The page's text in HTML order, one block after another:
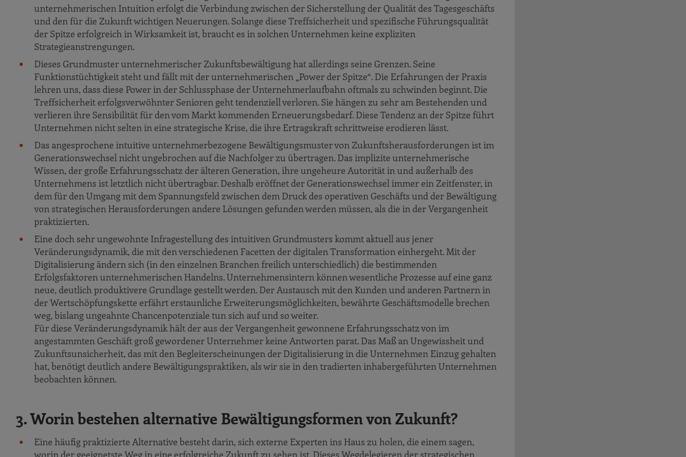
unternehmerischen Intuition erfolgt die Verbindung zwischen der Sicherstellung der Qualität des Tagesgeschäfts
und den für die Zukunft wichtigen Neuerungen. Solange diese Treffsicherheit und spezifische Führungsqualität
der Spitze erfolgreich in Wirksamkeit ist, braucht es in solchen Unternehmen keine expliziten
Strategieanstrengungen.
Dieses Grundmuster unternehmerischer Zukunftsbewältigung hat allerdings seine Grenzen. Seine
Funktionstüchtigkeit steht und fällt mit der unternehmerischen „Power der Spitze“. Die Erfahrungen der Praxis
lehren uns, dass diese Power in der Schlussphase der Unternehmerlaufbahn oftmals zu schwinden beginnt. Die
Treffsicherheit erfolgsverwöhnter Senioren geht tendenziell verloren. Sie hängen zu sehr am Bestehenden und
verlieren ihre Sensibilität für den vom Markt kommenden Erneuerungsbedarf. Diese Tendenz an der Spitze führt
Unternehmen nicht selten in eine strategische Krise, die ihre Ertragskraft schrittweise erodieren lässt.
Das angesprochene intuitive unternehmerbezogene Bewältigungsmuster von Zukunftsherausforderungen ist im
Generationswechsel nicht ungebrochen auf die Nachfolger zu übertragen. Das implizite unternehmerische
Wissen, der große Erfahrungsschatz der älteren Generation, ihre ungeheure Autorität in und außerhalb des
Unternehmens ist letztlich nicht übertragbar. Deshalb eröffnet der Generationswechsel immer ein Zeitfenster, in
dem für den Umgang mit dem Spannungsfeld zwischen dem Druck des operativen Geschäfts und der Bewältigung
von strategischen Herausforderungen andere Lösungen gefunden werden müssen, als die in der Vergangenheit
praktizierten.
Eine doch sehr ungewohnte Infragestellung des intuitiven Grundmusters kommt aktuell aus jener
Veränderungsdynamik, die mit den verschiedenen Facetten der digitalen Transformation einhergeht. Mit der
Digitalisierung ändern sich (in den einzelnen Branchen freilich unterschiedlich) die bestimmenden
Erfolgsfaktoren unternehmerischen Handelns. Unternehmensintern können wesentliche Prozesse auf eine ganz
neue, deutlich produktivere Grundlage gestellt werden. Der Austausch mit den Kunden und anderen Partnern in
der Wertschöpfungskette erfährt erstaunliche Erweiterungsmöglichkeiten, bewährte Geschäftsmodelle brechen
weg, bislang ungeahnte Chancenpotenziale tun sich auf und so weiter.
Für diese Veränderungsdynamik hält der aus der Vergangenheit gewonnene Erfahrungsschatz von im
angestammten Geschäft groß gewordener Unternehmer keine Antworten parat. Das Maß an Ungewissheit und
Zukunftsunsicherheit, das mit den Begleiterscheinungen der Digitalisierung in die Unternehmen Einzug gehalten
hat, benötigt deutlich andere Bewältigungspraktiken, als wir sie in den tradierten inhabergeführten Unternehmen
beobachten können.
3. Worin bestehen alternative Bewältigungsformen von Zukunft?
Eine häufig praktizierte Alternative besteht darin, sich externe Experten ins Haus zu holen, die einem sagen,
worin der geeignetste Weg in eine erfolgreiche Zukunft zu sehen ist. Dieses Wegdelegieren der strategischen